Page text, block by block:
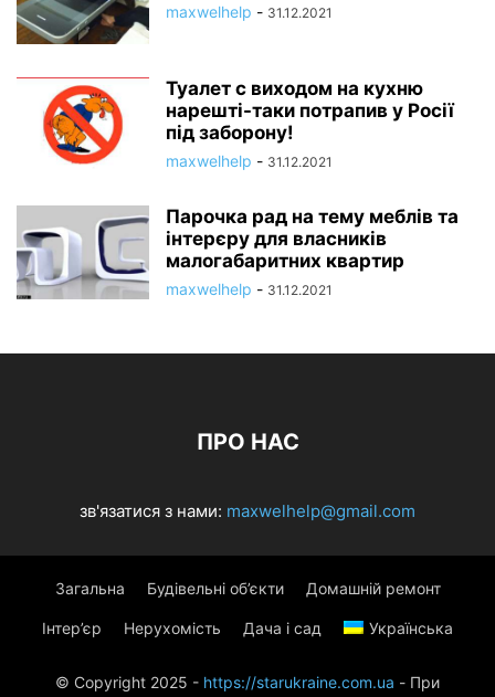
maxwelhelp - 31.12.2021
Туалет c виходом на кухню
нарешті-таки потрапив у Росії
під заборону!
maxwelhelp - 31.12.2021
Парочка рад на тему меблів та
інтерєру для власників
малогабаритних квартир
maxwelhelp - 31.12.2021
ПРО НАС
зв'язатися з нами: maxwelhelp@gmail.com
Загальна Будівельні об’єкти Домашній ремонт
Інтер’єр Нерухомість Дача і сад Українська
© Copyright 2025 - https://starukraine.com.ua - При